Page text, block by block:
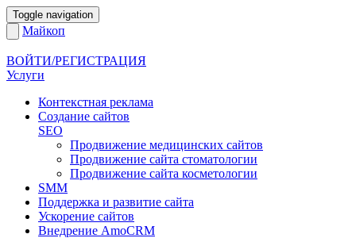
Toggle navigation
Майкоп
ВОЙТИ/РЕГИСТРАЦИЯ
Услуги
Контекстная реклама
Создание сайтов
SEO
Продвижение медицинских сайтов
Продвижение сайта стоматологии
Продвижение сайта косметологии
SMM
Поддержка и развитие сайта
Ускорение сайтов
Внедрение AmoCRM